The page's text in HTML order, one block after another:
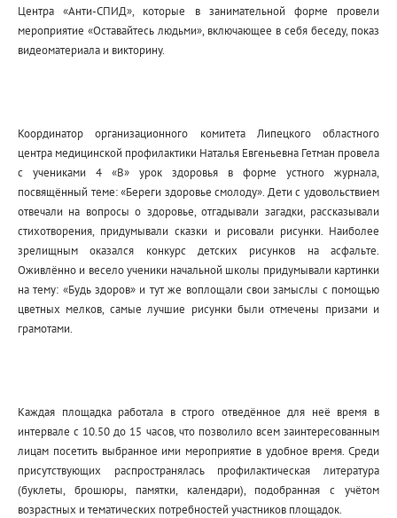
Центра «Анти-СПИД», которые в занимательной форме провели
мероприятие «Оставайтесь людьми», включающее в себя беседу, показ
видеоматериала и викторину.
Координатор организационного комитета Липецкого областного
центра медицинской профилактики Наталья Евгеньевна Гетман провела
с учениками 4 «В» урок здоровья в форме устного журнала,
посвящённый теме: «Береги здоровье смолоду». Дети с удовольствием
отвечали на вопросы о здоровье, отгадывали загадки, рассказывали
стихотворения, придумывали сказки и рисовали рисунки. Наиболее
зрелищным оказался конкурс детских рисунков на асфальте.
Оживлённо и весело ученики начальной школы придумывали картинки
на тему: «Будь здоров» и тут же воплощали свои замыслы с помощью
цветных мелков, самые лучшие рисунки были отмечены призами и
грамотами.
Каждая площадка работала в строго отведённое для неё время в
интервале с 10.50 до 15 часов, что позволило всем заинтересованным
лицам посетить выбранное ими мероприятие в удобное время. Среди
присутствующих распространялась профилактическая литература
(буклеты, брошюры, памятки, календари), подобранная с учётом
возрастных и тематических потребностей участников площадок.